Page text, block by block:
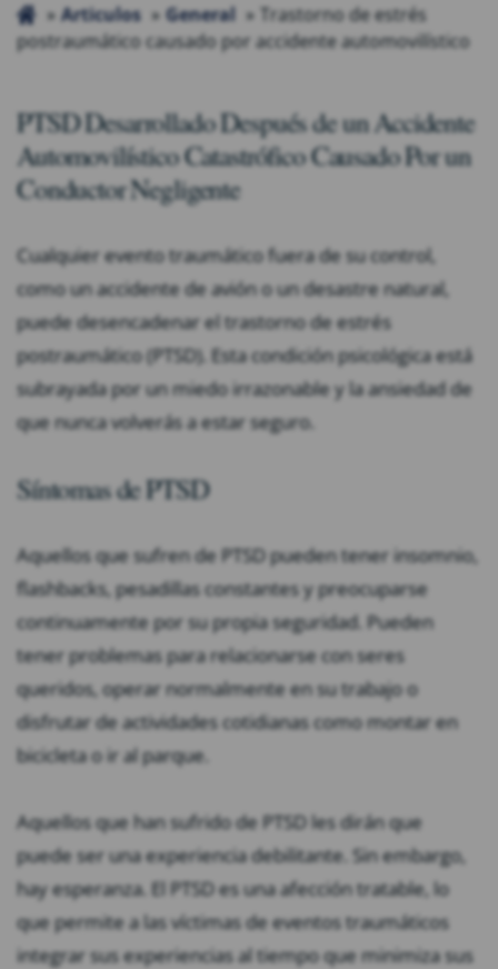
Articulos General
Trastorno de estrés
postraumático causado por accidente automovilístico
PTSD Desarrollado Después de un Accidente
Automovilístico Catastrófico Causado Por un
Conductor Negligente
Cualquier evento traumático fuera de su control,
como un accidente de avión o un desastre natural,
puede desencadenar el trastorno de estrés
postraumático (PTSD). Esta condición psicológica está
subrayada por un miedo irrazonable y la ansiedad de
que nunca volverás a estar seguro.
Síntomas de PTSD
Aquellos que sufren de PTSD pueden tener insomnio,
flashbacks, pesadillas constantes y preocuparse
continuamente por su propia seguridad. Pueden
tener problemas para relacionarse con seres
queridos, operar normalmente en su trabajo o
disfrutar de actividades cotidianas como montar en
bicicleta o ir al parque.
Aquellos que han sufrido de PTSD les dirán que
puede ser una experiencia debilitante. Sin embargo,
hay esperanza. El PTSD es una afección tratable, lo
que permite a las víctimas de eventos traumáticos
integrar sus experiencias al tiempo que minimiza sus